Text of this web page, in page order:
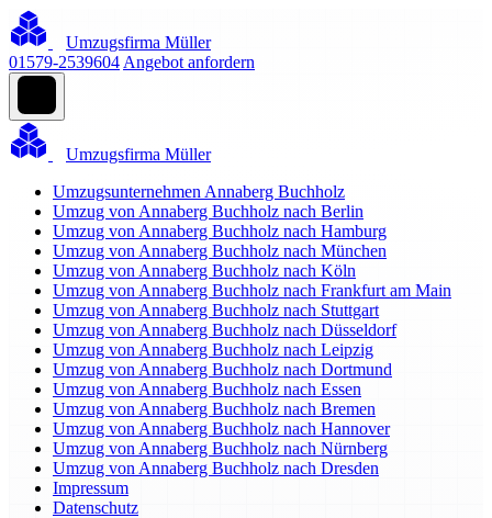
Umzugsfirma Müller
01579-2539604 Angebot anfordern
Umzugsfirma Müller
Umzugsunternehmen Annaberg Buchholz
Umzug von Annaberg Buchholz nach Berlin
Umzug von Annaberg Buchholz nach Hamburg
Umzug von Annaberg Buchholz nach München
Umzug von Annaberg Buchholz nach Köln
Umzug von Annaberg Buchholz nach Frankfurt am Main
Umzug von Annaberg Buchholz nach Stuttgart
Umzug von Annaberg Buchholz nach Düsseldorf
Umzug von Annaberg Buchholz nach Leipzig
Umzug von Annaberg Buchholz nach Dortmund
Umzug von Annaberg Buchholz nach Essen
Umzug von Annaberg Buchholz nach Bremen
Umzug von Annaberg Buchholz nach Hannover
Umzug von Annaberg Buchholz nach Nürnberg
Umzug von Annaberg Buchholz nach Dresden
Impressum
Datenschutz